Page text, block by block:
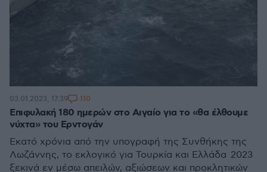
Επιφυλακή 180 ημερών στο Αιγαίο για το «θα έλθουμε
νύχτα» του Ερντογάν
Εκατό χρόνια από την υπογραφή της Συνθήκης της
Λωζάννης, το εκλογικό για Τουρκία και Ελλάδα 2023
ξεκινά εν μέσω απειλών, αξιώσεων και προκλητικών
03.01.2023, 17:39 110